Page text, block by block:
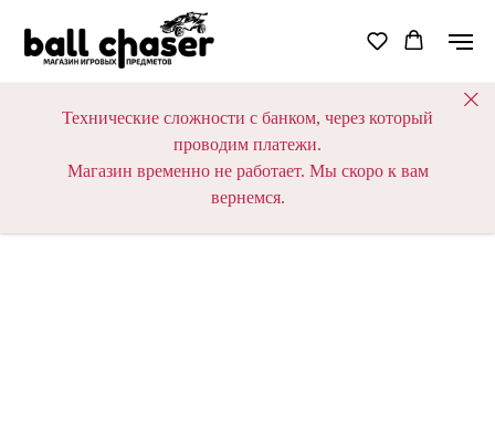
Технические сложности с банком, через который
проводим платежи.
Магазин временно не работает. Мы скоро к вам
вернемся.